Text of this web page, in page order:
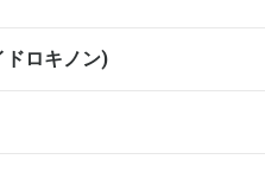
ドロキノン)